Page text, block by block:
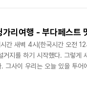
를 빠르게 서치 해서 버스도
간 새벽 4시(한국시간 오전
거지를 하기 시작했다. 그렇게
그사이 우리는 오늘 있을 투
권 구매방법을 야무지게 사진